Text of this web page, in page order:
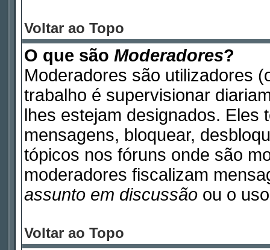
Voltar ao Topo
O que são Moderadores?
Moderadores são utilizadores
trabalho é supervisionar
lhes estejam designados. Eles
mensagens, bloquear,
tópicos nos fóruns onde são
moderadores fiscalizam
assunto em discussão ou o
Voltar ao Topo